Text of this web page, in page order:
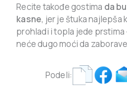
Recite takođe gostima da
kasne, jer je štuka najlepša
prohladi i topla jede prstima
neće dugo moći da zaborave
Podeli: